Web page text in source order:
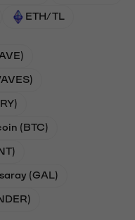
ETH/TL
(BTC)
(GAL)